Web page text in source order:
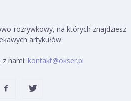
rozrywkowy, na których znajdziesz
artykułów.
z nami: kontakt@okser.pl